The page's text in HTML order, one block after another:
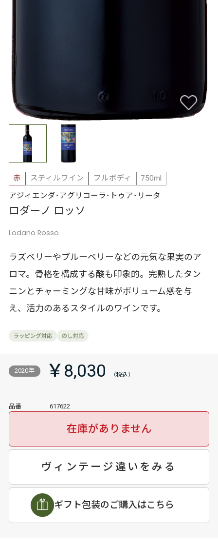
赤 スティルワイン フルボディ
750ml
アジィエンダ･アグリコーラ･トゥア･リータ
ロダーノ ロッソ
Lodano Rosso
ラズベリーやブルーベリーなどの元気な果実のア
ロマ。骨格を構成する酸も印象的。完熟したタン
ニンとチャーミングな甘味がボリューム感を与
え、活力のあるスタイルのワインです。
2020年 ￥8,030
品番 617622
在庫がありません
ヴィンテージ違いをみる
ギフト包装のご購入はこちら